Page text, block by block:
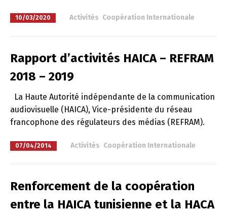
10/03/2020 Activités Coopération Internationale
Rapport d’activités HAICA – REFRAM
2018 – 2019
La Haute Autorité indépendante de la communication
audiovisuelle (HAICA), Vice-présidente du réseau
francophone des régulateurs des médias (REFRAM).
07/04/2014 Activités Coopération Internationale
Renforcement de la coopération
entre la HAICA tunisienne et la HACA